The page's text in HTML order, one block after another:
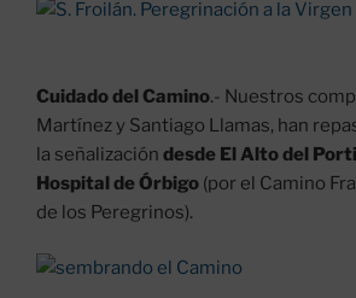
Cuidado del Camino.- Nuestros
Martínez y Santiago Llamas, han
la señalización desde El Alto del
Hospital de Órbigo (por el Camino
de los Peregrinos).